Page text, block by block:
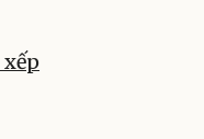
xếp